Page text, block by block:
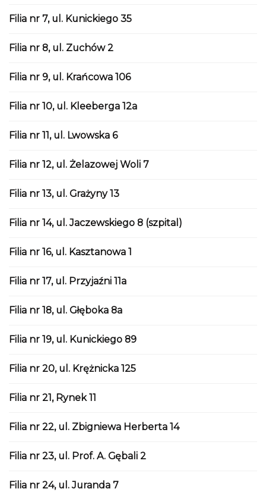
Filia nr 7, ul. Kunickiego 35
Filia nr 8, ul. Zuchów 2
Filia nr 9, ul. Krańcowa 106
Filia nr 10, ul. Kleeberga 12a
Filia nr 11, ul. Lwowska 6
Filia nr 12, ul. Żelazowej Woli 7
Filia nr 13, ul. Grażyny 13
Filia nr 14, ul. Jaczewskiego 8 (szpital)
Filia nr 16, ul. Kasztanowa 1
Filia nr 17, ul. Przyjaźni 11a
Filia nr 18, ul. Głęboka 8a
Filia nr 19, ul. Kunickiego 89
Filia nr 20, ul. Krężnicka 125
Filia nr 21, Rynek 11
Filia nr 22, ul. Zbigniewa Herberta 14
Filia nr 23, ul. Prof. A. Gębali 2
Filia nr 24, ul. Juranda 7